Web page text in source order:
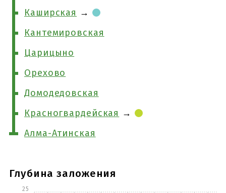
Каширская →
Кантемировская
Царицыно
Орехово
Домодедовская
Красногвардейская →
Алма-Атинская
Глубина заложения
25